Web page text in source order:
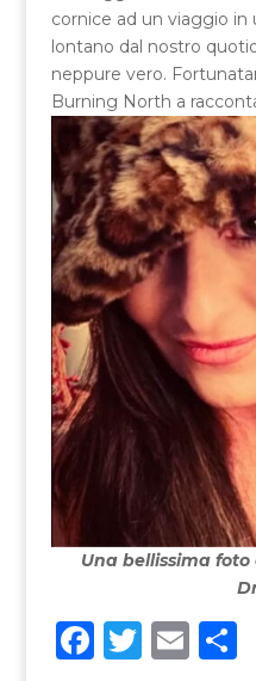
cornice ad un viaggio
lontano dal nostro
neppure vero.
Burning North a
Una bellissima
F T E C